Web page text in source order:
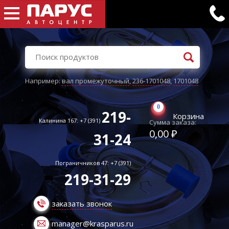
Например:вал промежуточный,236-1701048,1701048
Калинина 167: +7 (391) 219-
31-24
Пограничников 47: +7 (391)
219-31-29
заказать звонок
manager@krasparus.ru
0
Корзина
Сумма заказа:
0,00 ₽